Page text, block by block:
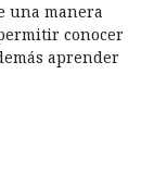
una manera
conocer
aprender